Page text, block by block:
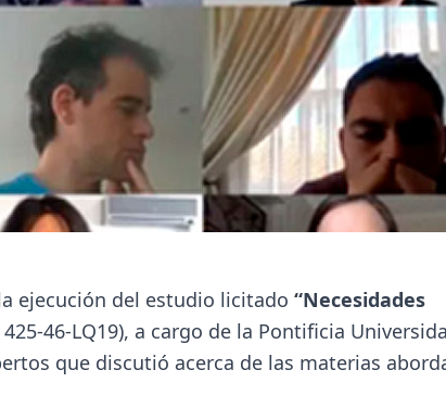
ejecución del estudio licitado “Necesidades
425-46-LQ19), a cargo de la Pontificia
que discutió acerca de las materias